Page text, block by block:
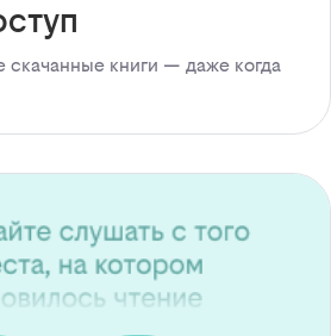
скачанные книги — даже когда